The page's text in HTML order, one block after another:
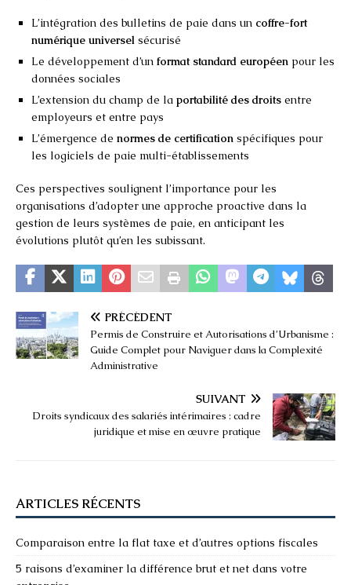
L’intégration des bulletins de paie dans un coffre-fort
numérique universel sécurisé
Le développement d’un format standard européen pour les
données sociales
L’extension du champ de la portabilité des droits entre
employeurs et entre pays
L’émergence de normes de certification spécifiques pour
les logiciels de paie multi-établissements
Ces perspectives soulignent l’importance pour les
organisations d’adopter une approche proactive dans la
gestion de leurs systèmes de paie, en anticipant les
évolutions plutôt qu’en les subissant.
PRÉCÉDENT
Permis de Construire et Autorisations d’Urbanisme :
Guide Complet pour Naviguer dans la Complexité
Administrative
SUIVANT
Droits syndicaux des salariés intérimaires : cadre
juridique et mise en œuvre pratique
ARTICLES RÉCENTS
Comparaison entre la flat taxe et d’autres options fiscales
5 raisons d’examiner la différence brut et net dans votre